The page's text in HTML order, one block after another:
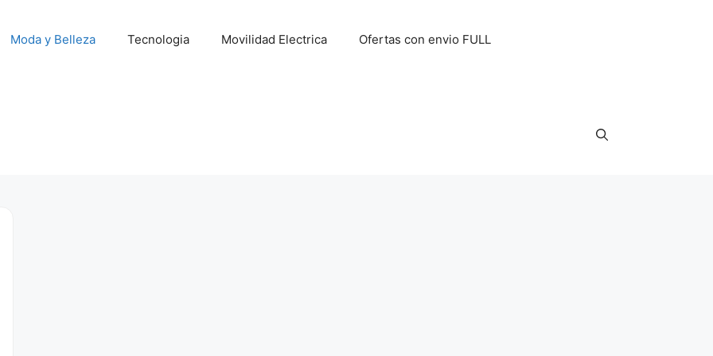
Moda y Belleza Tecnologia Movilidad Electrica Ofertas con envio FULL